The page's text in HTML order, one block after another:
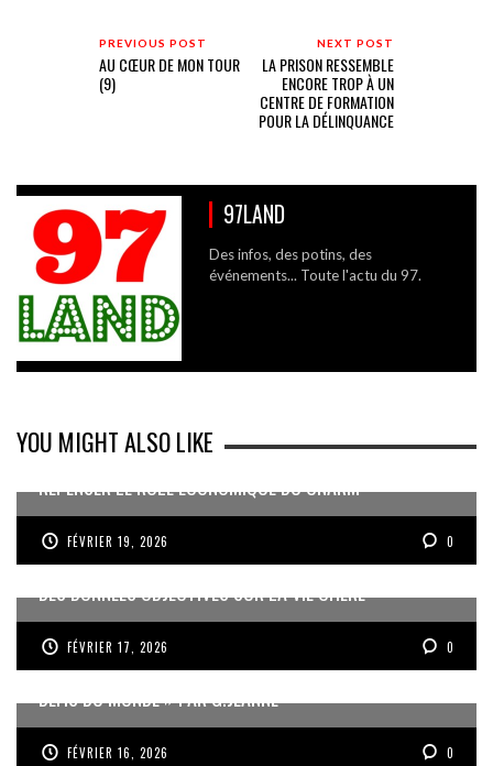
PREVIOUS POST
AU CŒUR DE MON TOUR
(9)
NEXT POST
LA PRISON RESSEMBLE
ENCORE TROP À UN
CENTRE DE FORMATION
POUR LA DÉLINQUANCE
97LAND
Des infos, des potins, des
événements... Toute l'actu du 97.
YOU MIGHT ALSO LIKE
REPENSER LE RÔLE ÉCONOMIQUE DU CNARM
FÉVRIER 19, 2026 0
DES DONNÉES OBJECTIVES SUR LA VIE CHÈRE
FÉVRIER 17, 2026 0
« UN GOSIER FIER, FORT ET RESPONSABLE FACE AUX
DÉFIS DU MONDE » PAR G.JEANNE
FÉVRIER 16, 2026 0